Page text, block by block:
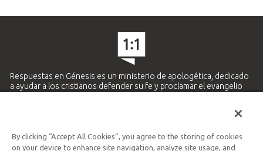
Respuestas en Génesis es un ministerio de apologética, dedicado
a ayudar a los cristianos defender su fe y proclamar el evangelio
Ministerio Hispano y Latinoamericano
By clicking “Accept All Cookies”, you agree to the storing of cookies
on your device to enhance site navigation, analyze site usage, and